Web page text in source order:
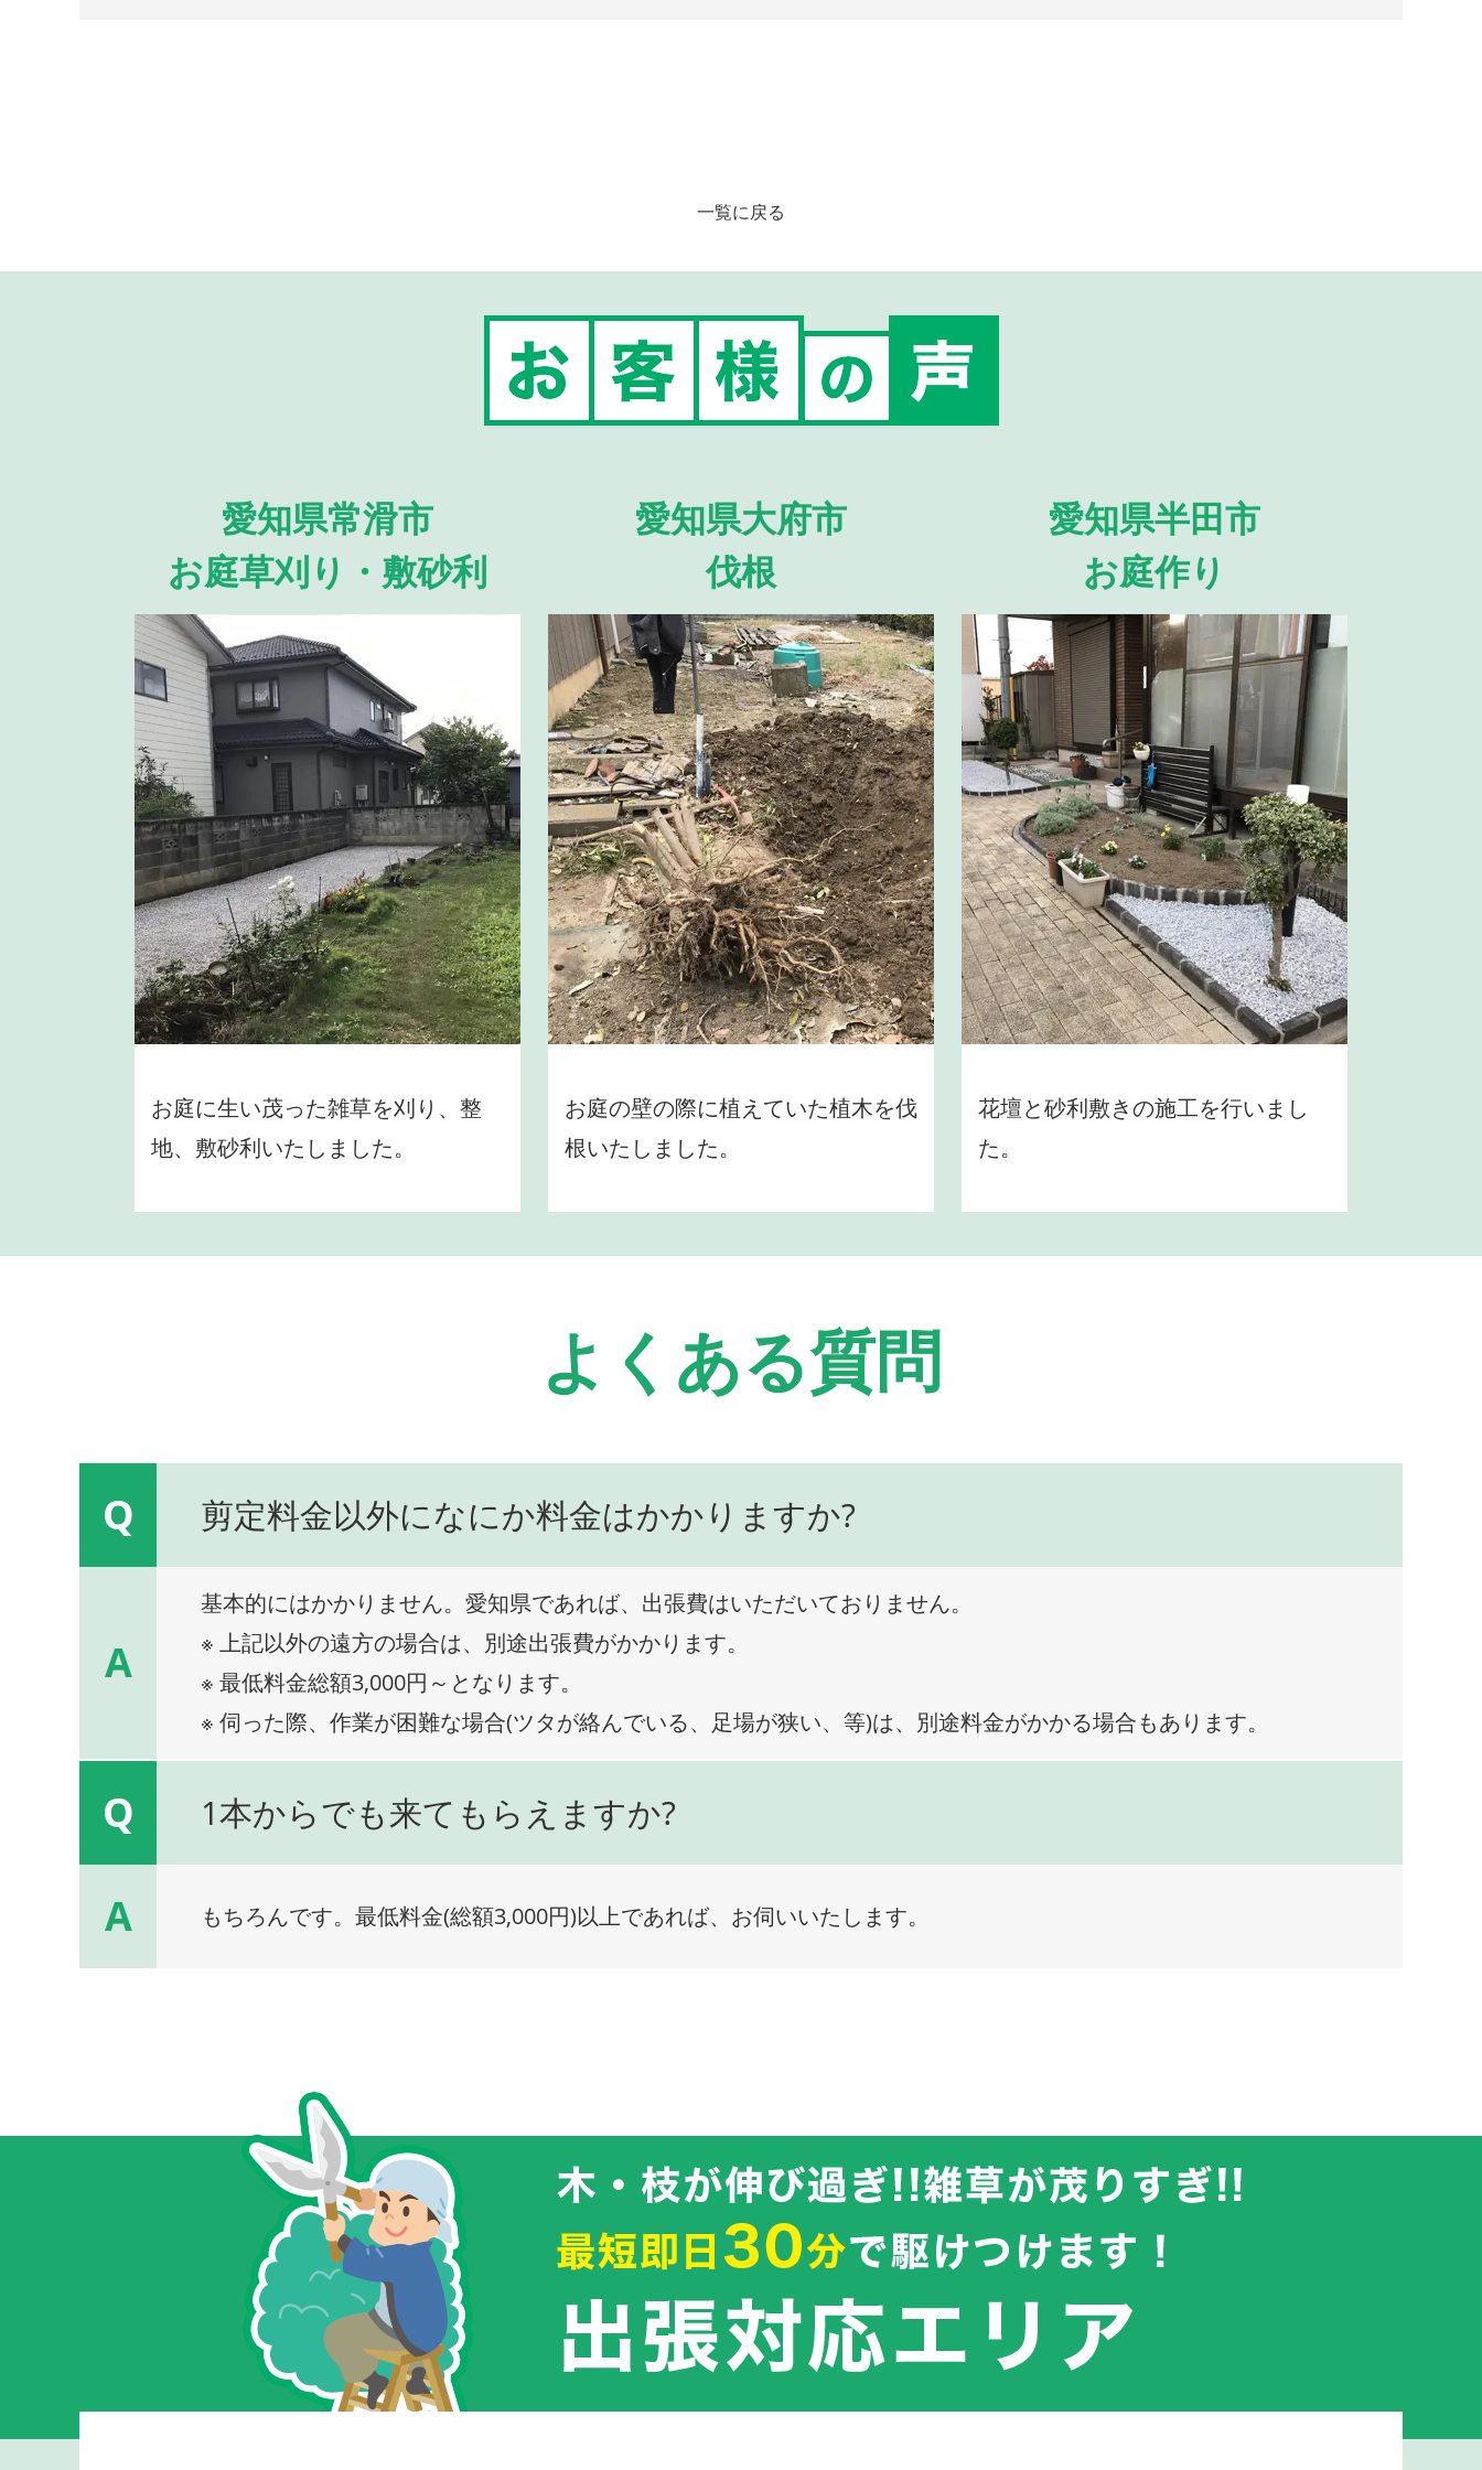
一覧に戻る
愛知県常滑市
お庭草刈り・敷砂利
お庭に生い茂った雑草を刈り、整
地、敷砂利いたしました。
愛知県大府市
伐根
お庭の壁の際に植えていた植木を伐
根いたしました。
愛知県半田市
お庭作り
花壇と砂利敷きの施工を行いまし
た。
よくある質問
Q 剪定料金以外になにか料金はかかりますか?
A
基本的にはかかりません。愛知県であれば、出張費はいただいておりません。
※ 上記以外の遠方の場合は、別途出張費がかかります。
※ 最低料金総額3,000円～となります。
※ 伺った際、作業が困難な場合(ツタが絡んでいる、足場が狭い、等)は、別途料金がかかる場合もあります。
Q 1本からでも来てもらえますか?
A もちろんです。最低料金(総額3,000円)以上であれば、お伺いいたします。